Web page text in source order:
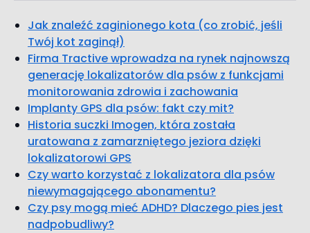
Jak znaleźć zaginionego kota (co zrobić, jeśli
Twój kot zaginął)
Firma Tractive wprowadza na rynek najnowszą
generację lokalizatorów dla psów z funkcjami
monitorowania zdrowia i zachowania
Implanty GPS dla psów: fakt czy mit?
Historia suczki Imogen, która została
uratowana z zamarzniętego jeziora dzięki
lokalizatorowi GPS
Czy warto korzystać z lokalizatora dla psów
niewymagającego abonamentu?
Czy psy mogą mieć ADHD? Dlaczego pies jest
nadpobudliwy?